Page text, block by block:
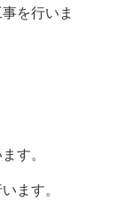
を行いま
す。
ます。